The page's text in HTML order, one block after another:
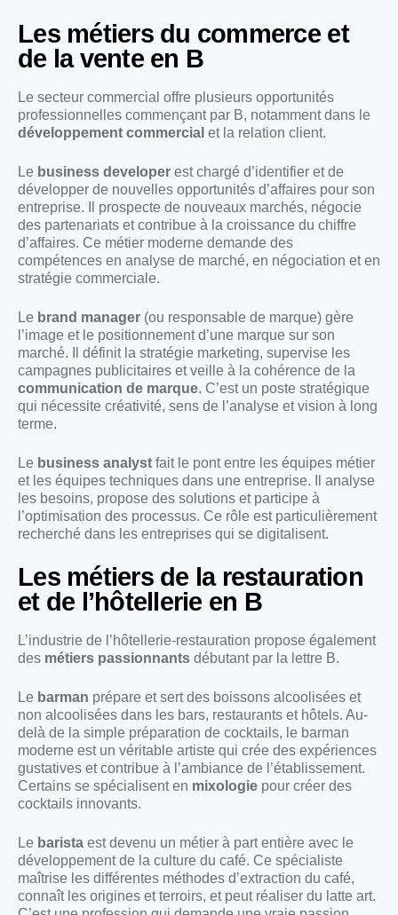
Les métiers du commerce et
de la vente en B
Le secteur commercial offre plusieurs opportunités
professionnelles commençant par B, notamment dans le
développement commercial et la relation client.
Le business developer est chargé d’identifier et de
développer de nouvelles opportunités d’affaires pour son
entreprise. Il prospecte de nouveaux marchés, négocie
des partenariats et contribue à la croissance du chiffre
d’affaires. Ce métier moderne demande des
compétences en analyse de marché, en négociation et en
stratégie commerciale.
Le brand manager (ou responsable de marque) gère
l’image et le positionnement d’une marque sur son
marché. Il définit la stratégie marketing, supervise les
campagnes publicitaires et veille à la cohérence de la
communication de marque. C’est un poste stratégique
qui nécessite créativité, sens de l’analyse et vision à long
terme.
Le business analyst fait le pont entre les équipes métier
et les équipes techniques dans une entreprise. Il analyse
les besoins, propose des solutions et participe à
l’optimisation des processus. Ce rôle est particulièrement
recherché dans les entreprises qui se digitalisent.
Les métiers de la restauration
et de l’hôtellerie en B
L’industrie de l’hôtellerie-restauration propose également
des métiers passionnants débutant par la lettre B.
Le barman prépare et sert des boissons alcoolisées et
non alcoolisées dans les bars, restaurants et hôtels. Au-
delà de la simple préparation de cocktails, le barman
moderne est un véritable artiste qui crée des expériences
gustatives et contribue à l’ambiance de l’établissement.
Certains se spécialisent en mixologie pour créer des
cocktails innovants.
Le barista est devenu un métier à part entière avec le
développement de la culture du café. Ce spécialiste
maîtrise les différentes méthodes d’extraction du café,
connaît les origines et terroirs, et peut réaliser du latte art.